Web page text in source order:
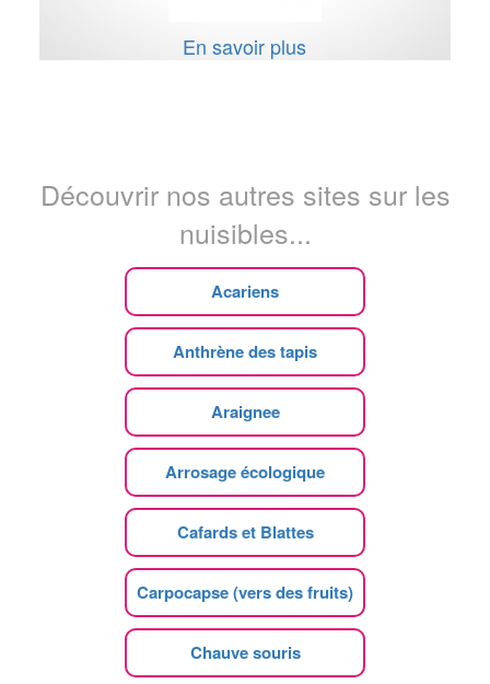
En savoir plus
Découvrir nos autres sites sur les
nuisibles...
Acariens
Anthrène des tapis
Araignee
Arrosage écologique
Cafards et Blattes
Carpocapse (vers des fruits)
Chauve souris